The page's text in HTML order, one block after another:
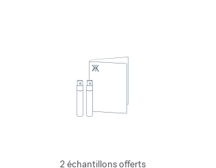
2 échantillons offerts